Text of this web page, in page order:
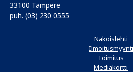
33100 Tampere
puh. (03) 230 0555
Näköislehti
Ilmoitusmyynti
Toimitus
Mediakortti